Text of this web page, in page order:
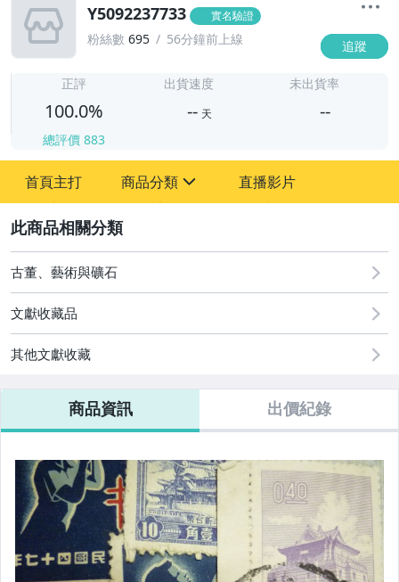
Y5092237733 實名驗證
粉絲數 695 56分鐘前上線 追蹤
正評
100.0%
總評價 883
出貨速度
-- 天
未出貨率
--
首頁主打 商品分類
古董、藝術與礦石
玩具、模型與公仔
直播影片
古董、藝術與礦石
文獻收藏品
其他文獻收藏
商品資訊 出價紀錄